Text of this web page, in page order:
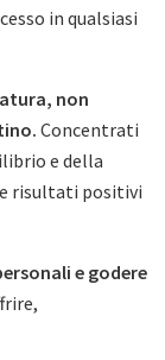
in qualsiasi
non
Concentrati
e della
risultati positivi
e godere